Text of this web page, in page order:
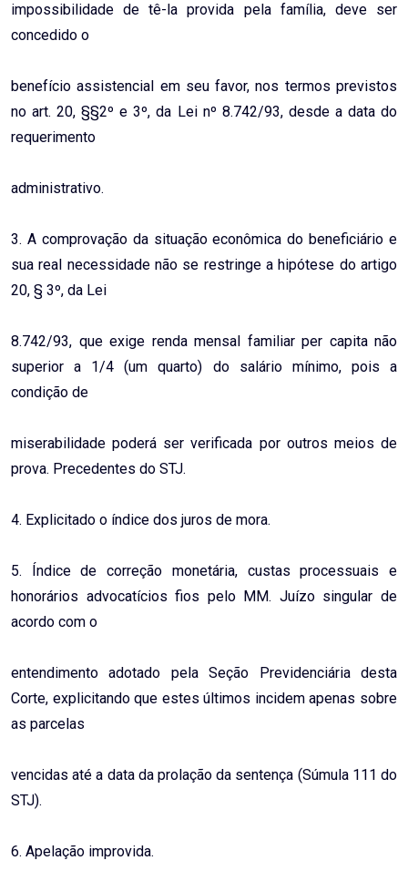
impossibilidade de tê-la provida pela família, deve ser
concedido o
benefício assistencial em seu favor, nos termos previstos
no art. 20, §§2º e 3º, da Lei nº 8.742/93, desde a data do
requerimento
administrativo.
3. A comprovação da situação econômica do beneficiário e
sua real necessidade não se restringe a hipótese do artigo
20, § 3º, da Lei
8.742/93, que exige renda mensal familiar per capita não
superior a 1/4 (um quarto) do salário mínimo, pois a
condição de
miserabilidade poderá ser verificada por outros meios de
prova. Precedentes do STJ.
4. Explicitado o índice dos juros de mora.
5. Índice de correção monetária, custas processuais e
honorários advocatícios fios pelo MM. Juízo singular de
acordo com o
entendimento adotado pela Seção Previdenciária desta
Corte, explicitando que estes últimos incidem apenas sobre
as parcelas
vencidas até a data da prolação da sentença (Súmula 111 do
STJ).
6. Apelação improvida.